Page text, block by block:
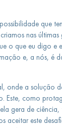
que
nas
o que eu digo e
e, a nós, é
onde a solução
Este, como
gera de
aceitar este